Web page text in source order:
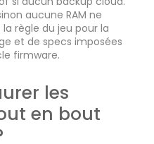
aucune RAM ne
la règle du jeu pour la
et de specs imposées
firmware.
les
en bout